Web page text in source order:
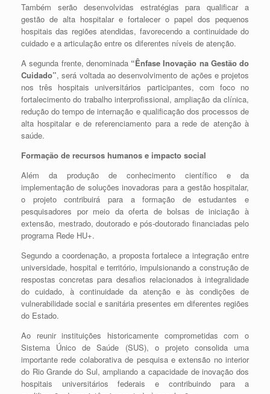
Também serão desenvolvidas estratégias para qualificar a
gestão de alta hospitalar e fortalecer o papel dos pequenos
hospitais das regiões atendidas, favorecendo a continuidade do
cuidado e a articulação entre os diferentes níveis de atenção.
A segunda frente, denominada “Ênfase Inovação na Gestão do
Cuidado”, será voltada ao desenvolvimento de ações e projetos
nos três hospitais universitários participantes, com foco no
fortalecimento do trabalho interprofissional, ampliação da clínica,
redução do tempo de internação e qualificação dos processos de
alta hospitalar e de referenciamento para a rede de atenção à
saúde.
Formação de recursos humanos e impacto social
Além da produção de conhecimento científico e da
implementação de soluções inovadoras para a gestão hospitalar,
o projeto contribuirá para a formação de estudantes e
pesquisadores por meio da oferta de bolsas de iniciação à
extensão, mestrado, doutorado e pós-doutorado financiadas pelo
programa Rede HU+.
Segundo a coordenação, a proposta fortalece a integração entre
universidade, hospital e território, impulsionando a construção de
respostas concretas para desafios relacionados à integralidade
do cuidado, à continuidade da atenção e às condições de
vulnerabilidade social e sanitária presentes em diferentes regiões
do Estado.
Ao reunir instituições historicamente comprometidas com o
Sistema Único de Saúde (SUS), o projeto consolida uma
importante rede colaborativa de pesquisa e extensão no interior
do Rio Grande do Sul, ampliando a capacidade de inovação dos
hospitais universitários federais e contribuindo para a